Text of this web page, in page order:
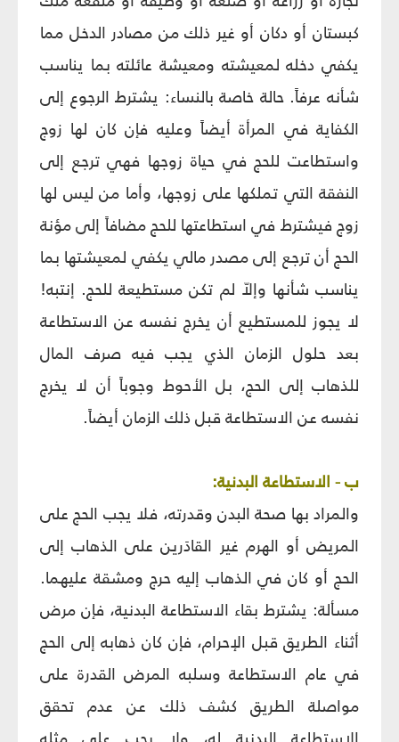
كبستان أو دكان أو غير ذلك من مصادر الدخل مما
يكفي دخله لمعيشته ومعيشة عائلته بما يناسب
شأنه عرفاً. حالة خاصة بالنساء: يشترط الرجوع إلى
الكفاية في المرأة أيضاً وعليه فإن كان لها زوج
واستطاعت للحج في حياة زوجها فهي ترجع إلى
النفقة التي تملكها على زوجها، وأما من ليس لها
زوج فيشترط في استطاعتها للحج مضافاً إلى مؤنة
الحج أن ترجع إلى مصدر مالي يكفي لمعيشتها بما
يناسب شأنها وإلاّ لم تكن مستطيعة للحج. إنتبه!
لا يجوز للمستطيع أن يخرج نفسه عن الاستطاعة
بعد حلول الزمان الذي يجب فيه صرف المال
للذهاب إلى الحج، بل الأحوط وجوباً أن لا يخرج
نفسه عن الاستطاعة قبل ذلك الزمان أيضاً.
ب - الاستطاعة البدنية:
والمراد بها صحة البدن وقدرته، فلا يجب الحج على
المريض أو الهرم غير القادَرين على الذهاب إلى
الحج أو كان في الذهاب إليه حرج ومشقة عليهما.
مسألة: يشترط بقاء الاستطاعة البدنية، فإن مرض
أثناء الطريق قبل الإحرام، فإن كان ذهابه إلى الحج
في عام الاستطاعة وسلبه المرض القدرة على
مواصلة الطريق كشف ذلك عن عدم تحقق